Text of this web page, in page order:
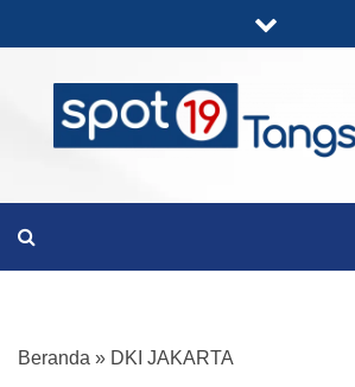
to
content
SPOT19
Beranda » DKI JAKARTA